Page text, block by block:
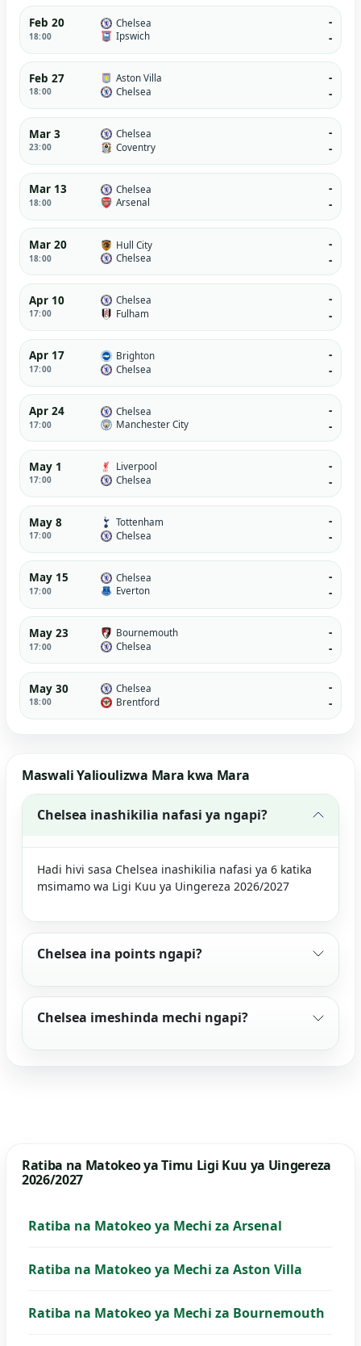
Feb 20
18:00
Chelsea
Ipswich
-
-
Feb 27
18:00
Aston Villa
Chelsea
-
-
Mar 3
23:00
Chelsea
Coventry
-
-
Mar 13
18:00
Chelsea
Arsenal
-
-
Mar 20
18:00
Hull City
Chelsea
-
-
Apr 10
17:00
Chelsea
Fulham
-
-
Apr 17
17:00
Brighton
Chelsea
-
-
Apr 24
17:00
Chelsea
Manchester City
-
-
May 1
17:00
Liverpool
Chelsea
-
-
May 8
17:00
Tottenham
Chelsea
-
-
May 15
17:00
Chelsea
Everton
-
-
May 23
17:00
Bournemouth
Chelsea
-
-
May 30
18:00
Chelsea
Brentford
-
-
Maswali Yalioulizwa Mara kwa Mara
Chelsea inashikilia nafasi ya ngapi?
Hadi hivi sasa Chelsea inashikilia nafasi ya 6 katika
msimamo wa Ligi Kuu ya Uingereza 2026/2027
Chelsea ina points ngapi?
Chelsea imeshinda mechi ngapi?
Ratiba na Matokeo ya Timu Ligi Kuu ya Uingereza
2026/2027
Ratiba na Matokeo ya Mechi za Arsenal
Ratiba na Matokeo ya Mechi za Aston Villa
Ratiba na Matokeo ya Mechi za Bournemouth